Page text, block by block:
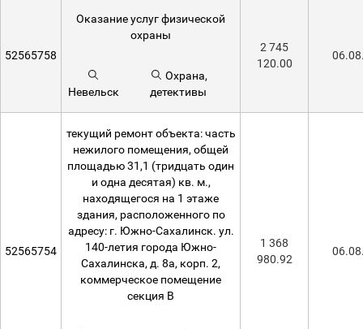
52565758
Оказание услуг физической
охраны
Невельск
Охрана,
детективы
2 745
120.00
52565754
текущий ремонт объекта: часть
нежилого помещения, общей
площадью 31,1 (тридцать один
и одна десятая) кв. м.,
находящегося на 1 этаже
здания, расположенного по
адресу: г. Южно-Сахалинск. ул.
140-летия города Южно-
Сахалинска, д. 8а, корп. 2,
коммерческое помещение
секция В
1 368
980.92